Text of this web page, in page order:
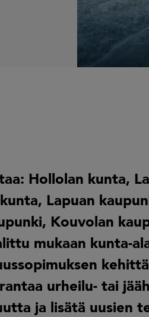
Hollolan kunta,
Lapuan
Kouvolan
mukaan kunta-
urheilu- tai
ja lisätä uusien